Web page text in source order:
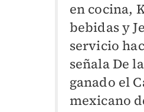
en cocina,
bebidas y
servicio
señala De
ganado el
mexicano